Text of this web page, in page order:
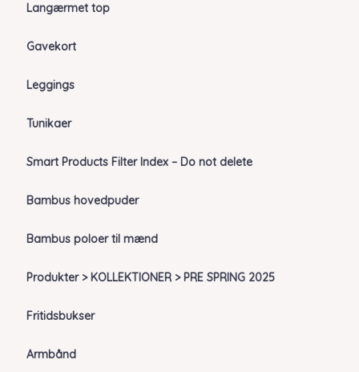
Langærmet top
Gavekort
Leggings
Tunikaer
Smart Products Filter Index – Do not delete
Bambus hovedpuder
Bambus poloer til mænd
Produkter > KOLLEKTIONER > PRE SPRING 2025
Fritidsbukser
Armbånd